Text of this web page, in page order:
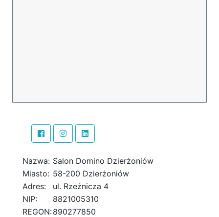
Nazwa: Salon Domino Dzierżoniów
Miasto: 58-200 Dzierżoniów
Adres:
ul. Rzeźnicza 4
NIP:
8821005310
REGON:890277850